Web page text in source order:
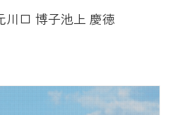
川口 博子池上 慶徳